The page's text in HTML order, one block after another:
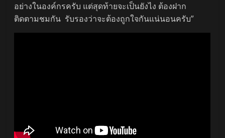
อย่างในองค์กรครับ แต่สุดท้ายจะเป็นยังไง ต้องฝาก
ติดตามชมกัน รับรองว่าจะต้องถูกใจกันแน่นอนครับ”